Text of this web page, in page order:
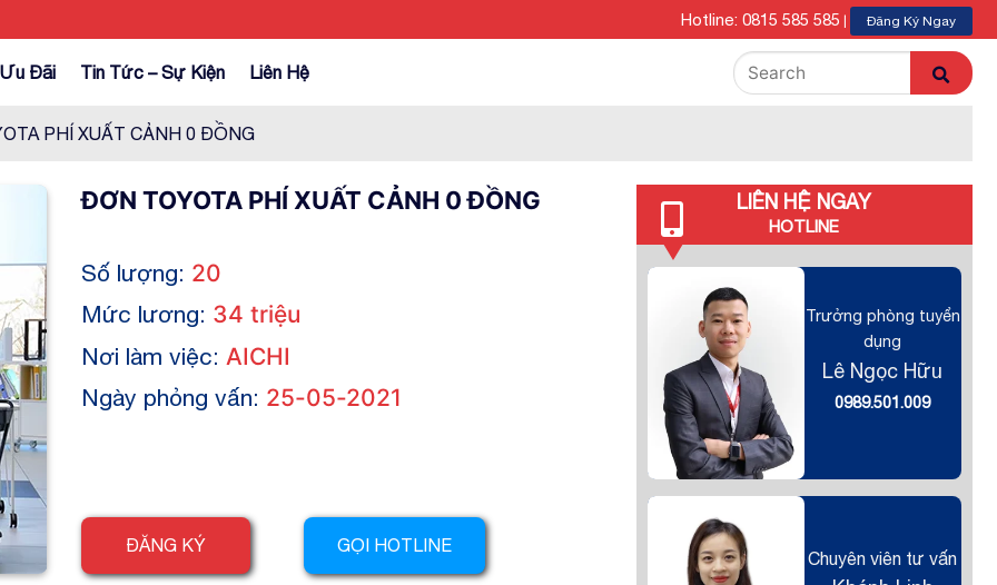
Hotline: 0815 585 585 Đăng Ký Ngay
Ưu Đãi Tin Tức – Sự Kiện Liên Hệ
PHÍ XUẤT CẢNH 0 ĐỒNG
ĐƠN TOYOTA PHÍ XUẤT CẢNH 0 ĐỒNG
Số lượng: 20
Mức lương: 34 triệu
Nơi làm việc: AICHI
Ngày phỏng vấn: 25-05-2021
ĐĂNG KÝ GỌI HOTLINE
LIÊN HỆ NGAY
HOTLINE
Trưởng phòng tuyển
dụng
Lê Ngọc Hữu
0989.501.009
Chuyên viên tư vấn